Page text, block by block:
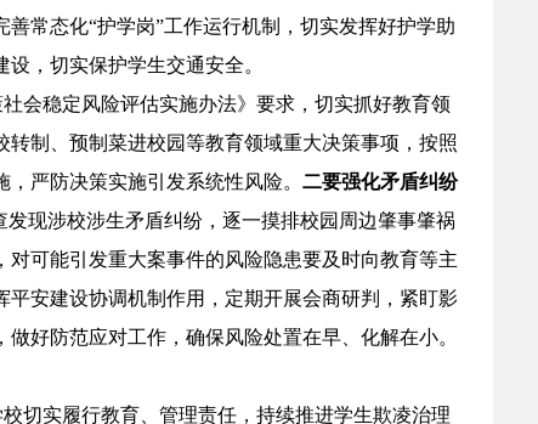
常态化“护学岗”工作运行机制，切实发挥好护学助
，切实保护学生交通安全。
会稳定风险评估实施办法》要求，切实抓好教育领
制、预制菜进校园等教育领域重大决策事项，按照
严防决策实施引发系统性风险。 二要强化矛盾纠纷
现涉校涉生矛盾纠纷，逐一摸排校园周边肇事肇祸
可能引发重大案事件的风险隐患要及时向教育等主
平安建设协调机制作用，定期开展会商研判，紧盯影
好防范应对工作，确保风险处置在早、化解在小。
切实履行教育、管理责任，持续推进学生欺凌治理